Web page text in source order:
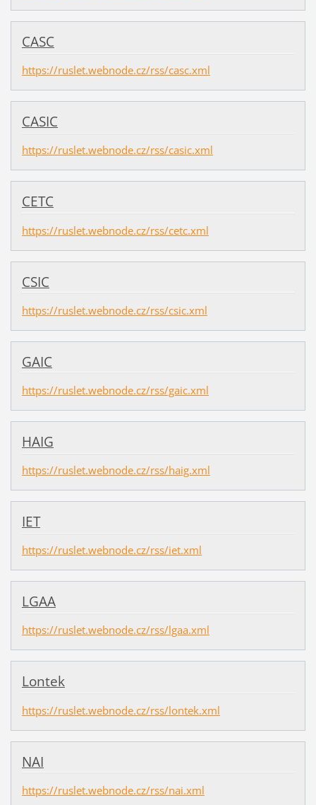
CASC
https://ruslet.webnode.cz/rss/casc.xml
CASIC
https://ruslet.webnode.cz/rss/casic.xml
CETC
https://ruslet.webnode.cz/rss/cetc.xml
CSIC
https://ruslet.webnode.cz/rss/csic.xml
GAIC
https://ruslet.webnode.cz/rss/gaic.xml
HAIG
https://ruslet.webnode.cz/rss/haig.xml
IET
https://ruslet.webnode.cz/rss/iet.xml
LGAA
https://ruslet.webnode.cz/rss/lgaa.xml
Lontek
https://ruslet.webnode.cz/rss/lontek.xml
NAI
https://ruslet.webnode.cz/rss/nai.xml